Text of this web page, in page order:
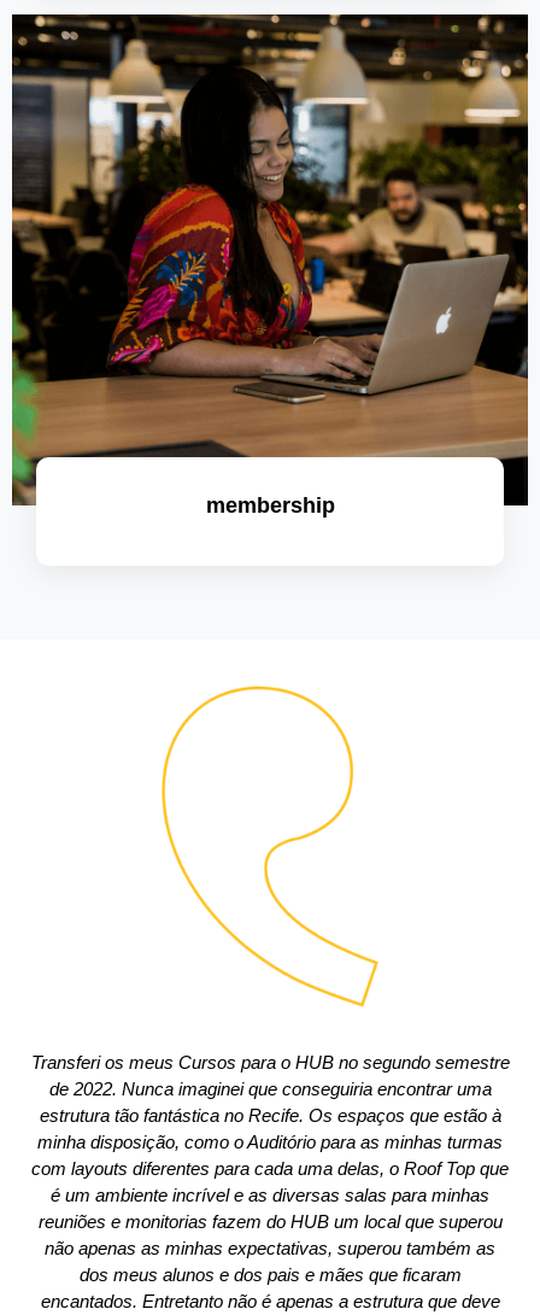
saiba mais
membership
Transferi os meus Cursos para o HUB no segundo semestre
de 2022. Nunca imaginei que conseguiria encontrar uma
estrutura tão fantástica no Recife. Os espaços que estão à
minha disposição, como o Auditório para as minhas turmas
com layouts diferentes para cada uma delas, o Roof Top que
é um ambiente incrível e as diversas salas para minhas
reuniões e monitorias fazem do HUB um local que superou
não apenas as minhas expectativas, superou também as
dos meus alunos e dos pais e mães que ficaram
encantados. Entretanto não é apenas a estrutura que deve